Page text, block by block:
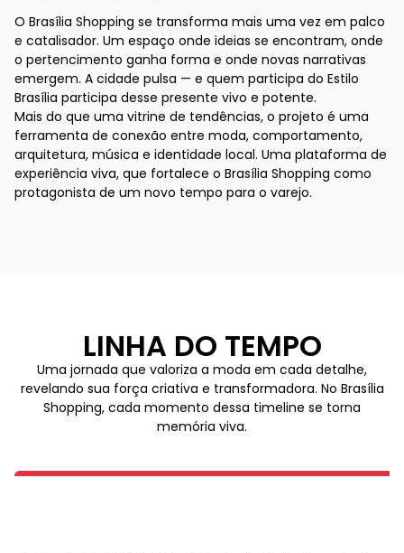
O Brasília Shopping se transforma mais uma vez em palco
e catalisador. Um espaço onde ideias se encontram, onde
o pertencimento ganha forma e onde novas narrativas
emergem. A cidade pulsa — e quem participa do Estilo
Brasília participa desse presente vivo e potente.
Mais do que uma vitrine de tendências, o projeto é uma
ferramenta de conexão entre moda, comportamento,
arquitetura, música e identidade local. Uma plataforma de
experiência viva, que fortalece o Brasília Shopping como
protagonista de um novo tempo para o varejo.
LINHA DO TEMPO
Uma jornada que valoriza a moda em cada detalhe,
revelando sua força criativa e transformadora. No Brasília
Shopping, cada momento dessa timeline se torna
memória viva.